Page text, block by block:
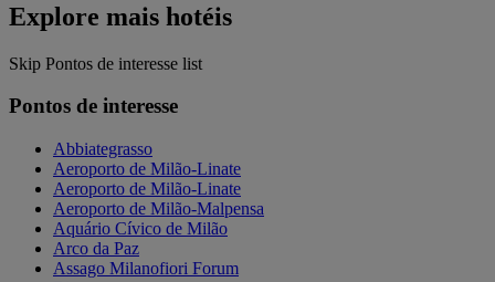
Explore mais hotéis
Skip Pontos de interesse list
Pontos de interesse
Abbiategrasso
Aeroporto de Milão-Linate
Aeroporto de Milão-Linate
Aeroporto de Milão-Malpensa
Aquário Cívico de Milão
Arco da Paz
Assago Milanofiori Forum